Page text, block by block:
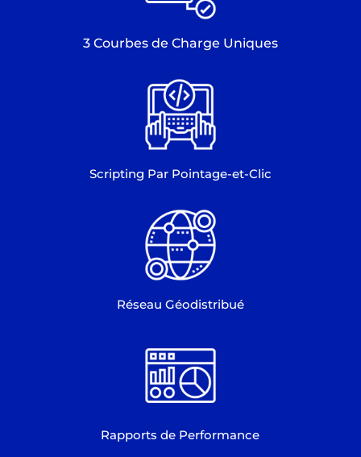
3 Courbes de Charge Uniques
Scripting Par Pointage-et-Clic
Réseau Géodistribué
Rapports de Performance